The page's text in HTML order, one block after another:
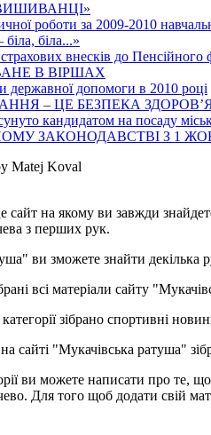
роботи за 2009-2010
біла...»
внесків до
В ВІРШАХ
державної допомоги в 2010 році
– ЦЕ БЕЗПЕКА
кандидатом на посаду
ЗАКОНОДАВСТВІ З 1
сайт на якому ви завжди
з перших рук.
ви зможете знайти декілька
всі матеріали сайту
зібрано спортивні
сайті "Мукачівська ратуша"
ви можете написати про те,
Для того щоб додати свій